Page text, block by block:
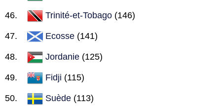
Trinité-et-Tobago (146)
Ecosse (141)
Jordanie (125)
Fidji (115)
Suède (113)